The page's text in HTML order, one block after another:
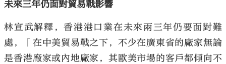
未來三年仍面對貿易戰影響
林宣武解釋，香港港口業在未來兩三年仍要面對難
處，「在中美貿易戰之下，不少在廣東省的廠家無論
是香港廠家或內地廠家，其歐美市場的客戶都傾向不